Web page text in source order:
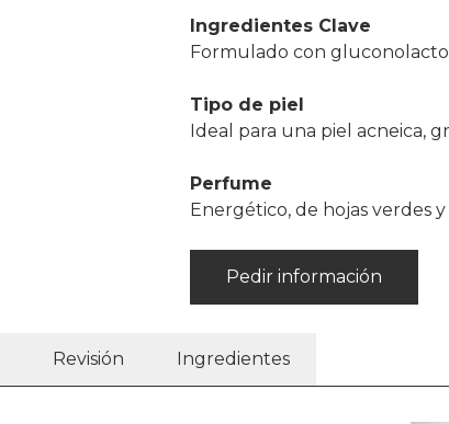
Ingredientes Clave
Formulado con
Tipo de piel
Ideal para una piel acneica,
Perfume
Energético, de hojas verdes y
Pedir información
Revisión Ingredientes